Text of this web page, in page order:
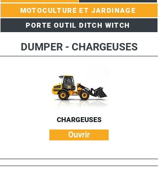
MOTOCULTURE ET JARDINAGE
PORTE OUTIL DITCH WITCH
DUMPER - CHARGEUSES
CHARGEUSES
Ouvrir